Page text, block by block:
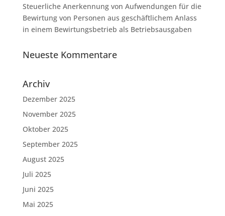
Steuerliche Anerkennung von Aufwendungen für die
Bewirtung von Personen aus geschäftlichem Anlass
in einem Bewirtungsbetrieb als Betriebsausgaben
Neueste Kommentare
Archiv
Dezember 2025
November 2025
Oktober 2025
September 2025
August 2025
Juli 2025
Juni 2025
Mai 2025